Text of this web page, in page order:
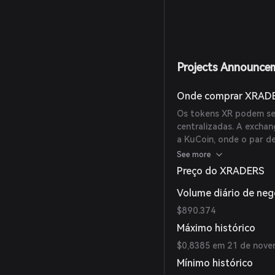
Projects
Onde comprar
Os tokens XR podem
centralizadas. A
a KuCoin, onde o par
negociação de
See more
Preço do XRADERS
Volume diário de
$890.374
Máximo histórico
$0,8385 em 21 de
Mínimo histórico